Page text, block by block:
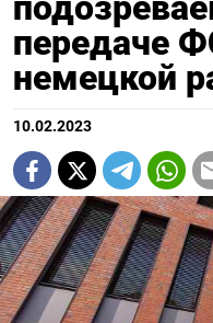
передаче
немецкой
10.02.2023